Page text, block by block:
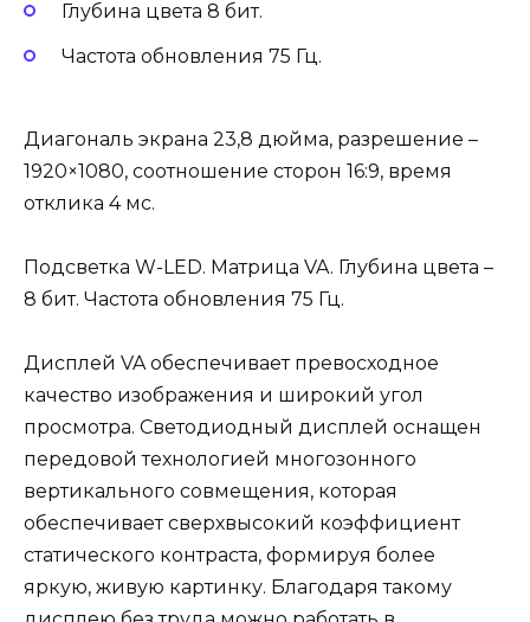
Глубина цвета 8 бит.
Частота обновления 75 Гц.
Диагональ экрана 23,8 дюйма, разрешение –
1920×1080, соотношение сторон 16:9, время
отклика 4 мс.
Подсветка W-LED. Матрица VA. Глубина цвета –
8 бит. Частота обновления 75 Гц.
Дисплей VA обеспечивает превосходное
качество изображения и широкий угол
просмотра. Светодиодный дисплей оснащен
передовой технологией многозонного
вертикального совмещения, которая
обеспечивает сверхвысокий коэффициент
статического контраста, формируя более
яркую, живую картинку. Благодаря такому